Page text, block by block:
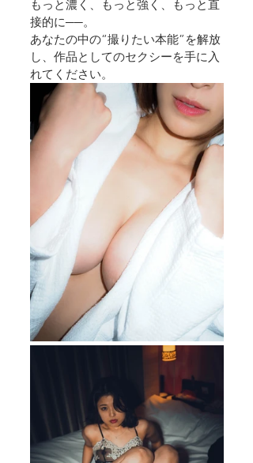
もっと濃く、もっと強く、もっと直
接的に──。
あなたの中の“撮りたい本能”を解放
し、作品としてのセクシーを手に入
れてください。